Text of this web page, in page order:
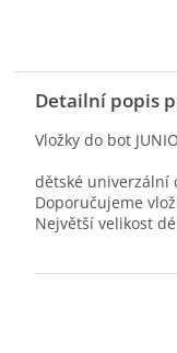
Detailní popis
Vložky do bot
dětské univerzální
Doporučujeme
Největší velikost